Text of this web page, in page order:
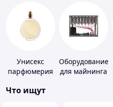
Унисекс
парфюмерия
Оборудование
для майнинга
Что ищут